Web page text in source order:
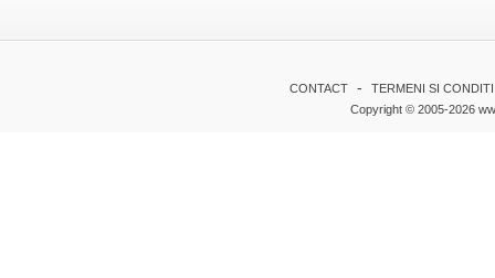
CONTACT -
TERMENI SI
Copyright © 2005-2026